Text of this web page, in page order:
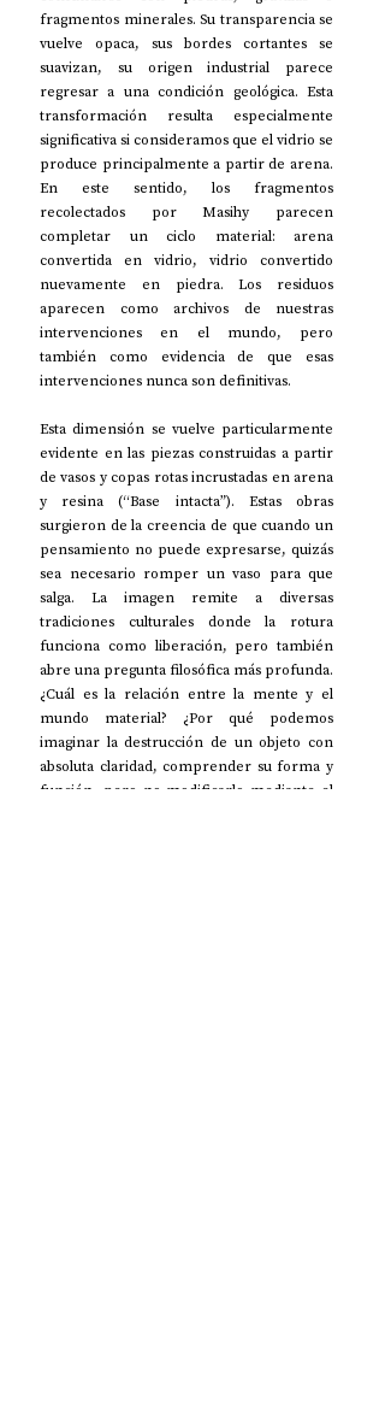
fragmentos minerales. Su transparencia se
vuelve opaca, sus bordes cortantes se
suavizan, su origen industrial parece
regresar a una condición geológica. Esta
transformación resulta especialmente
significativa si consideramos que el vidrio se
produce principalmente a partir de arena.
En este sentido, los fragmentos
recolectados por Masihy parecen
completar un ciclo material: arena
convertida en vidrio, vidrio convertido
nuevamente en piedra. Los residuos
aparecen como archivos de nuestras
intervenciones en el mundo, pero
también como evidencia de que esas
intervenciones nunca son definitivas.
Esta dimensión se vuelve particularmente
evidente en las piezas construidas a partir
de vasos y copas rotas incrustadas en arena
y resina (“Base intacta”). Estas obras
surgieron de la creencia de que cuando un
pensamiento no puede expresarse, quizás
sea necesario romper un vaso para que
salga. La imagen remite a diversas
tradiciones culturales donde la rotura
funciona como liberación, pero también
abre una pregunta filosófica más profunda.
¿Cuál es la relación entre la mente y el
mundo material? ¿Por qué podemos
imaginar la destrucción de un objeto con
absoluta claridad, comprender su forma y
función, pero no modificarlo mediante el